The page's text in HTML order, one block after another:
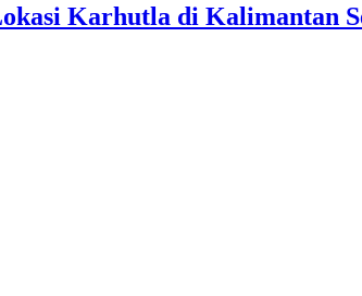
Karhutla di Kalimantan